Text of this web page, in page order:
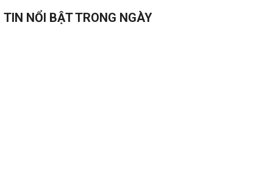
TIN NỔI BẬT TRONG NGÀY